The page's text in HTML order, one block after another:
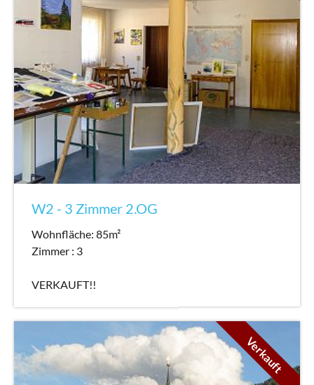
W2 - 3 Zimmer 2.OG
Wohnfläche: 85m²
Zimmer : 3
VERKAUFT!!
Verkauft